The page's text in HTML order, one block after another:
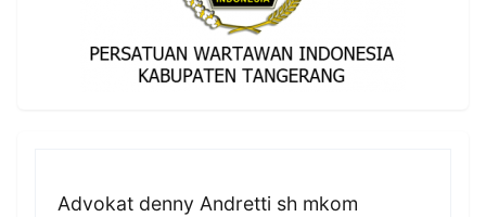
Advokat denny Andretti sh mkom